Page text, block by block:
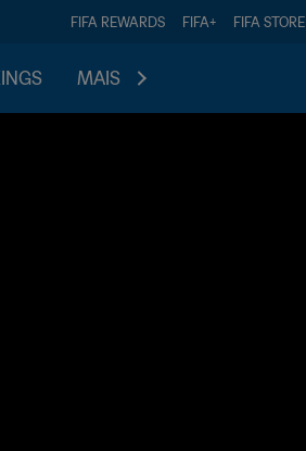
FIFA REWARDS FIFA+ FIFA STORE
MAIS